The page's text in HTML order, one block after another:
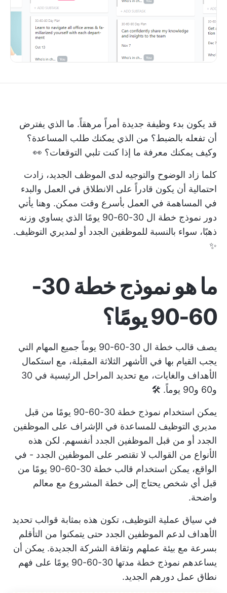
قد يكون بدء وظيفة جديدة أمراً مرهقاً. ما الذي يفترض
أن تفعله بالضبط؟ من الذي يمكنك طلب المساعدة؟
وكيف يمكنك معرفة ما إذا كنت تلبي التوقعات؟ 👀
كلما زاد الوضوح والتوجيه لدى الموظف الجديد، زادت
احتمالية أن يكون قادراً على الانطلاق في العمل والبدء
في المساهمة في العمل بأسرع وقت ممكن. وهنا يأتي
دور نموذج خطة ال 30-60-90 يومًا الذي يساوي وزنه
ذهبًا، سواء بالنسبة للموظفين الجدد أو لمديري التوظيف.
✨
ما هو نموذج خطة 30-
60-90 يومًا؟
يصف قالب خطة ال 30-60-90 يوماً جميع المهام التي
يجب القيام بها في الأشهر الثلاثة المقبلة، مع استكمال
الأهداف والغايات، مع تحديد المراحل الرئيسية في 30
و60 و90 يوماً. 🛠️
يمكن استخدام نموذج خطة 30-60-90 يومًا من قبل
مديري التوظيف للمساعدة في الإشراف على الموظفين
الجدد أو من قبل الموظفين الجدد أنفسهم. لكن هذه
الأنواع من القوالب لا تقتصر على الموظفين الجدد - في
الواقع، يمكن استخدام قالب خطة 30-60-90 يومًا من
قبل أي شخص يحتاج إلى خطة المشروع مع معالم
واضحة.
في سياق عملية التوظيف، تكون هذه بمثابة قوالب تحديد
الأهداف لدعم الموظفين الجدد حتى يتمكنوا من التأقلم
بسرعة مع بيئة عملهم وثقافة الشركة الجديدة. يمكن أن
يساعدهم نموذج خطة مدتها 30-60-90 يومًا على فهم
نطاق عمل دورهم الجديد.